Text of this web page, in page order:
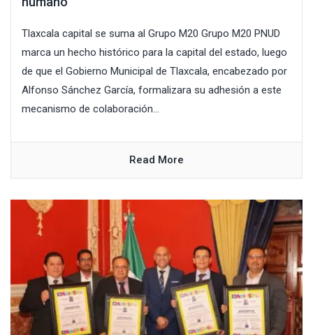
Tlaxcala capital se suma al Grupo M20 Grupo M20 PNUD
marca un hecho histórico para la capital del estado, luego
de que el Gobierno Municipal de Tlaxcala, encabezado por
Alfonso Sánchez García, formalizara su adhesión a este
mecanismo de colaboración...
Read More